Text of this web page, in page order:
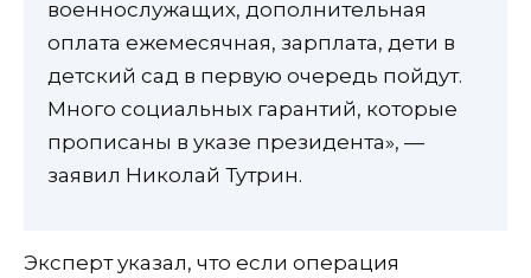
военнослужащих, дополнительная
оплата ежемесячная, зарплата, дети в
детский сад в первую очередь пойдут.
Много социальных гарантий, которые
прописаны в указе президента», —
заявил Николай Тутрин.
Эксперт указал, что если операция